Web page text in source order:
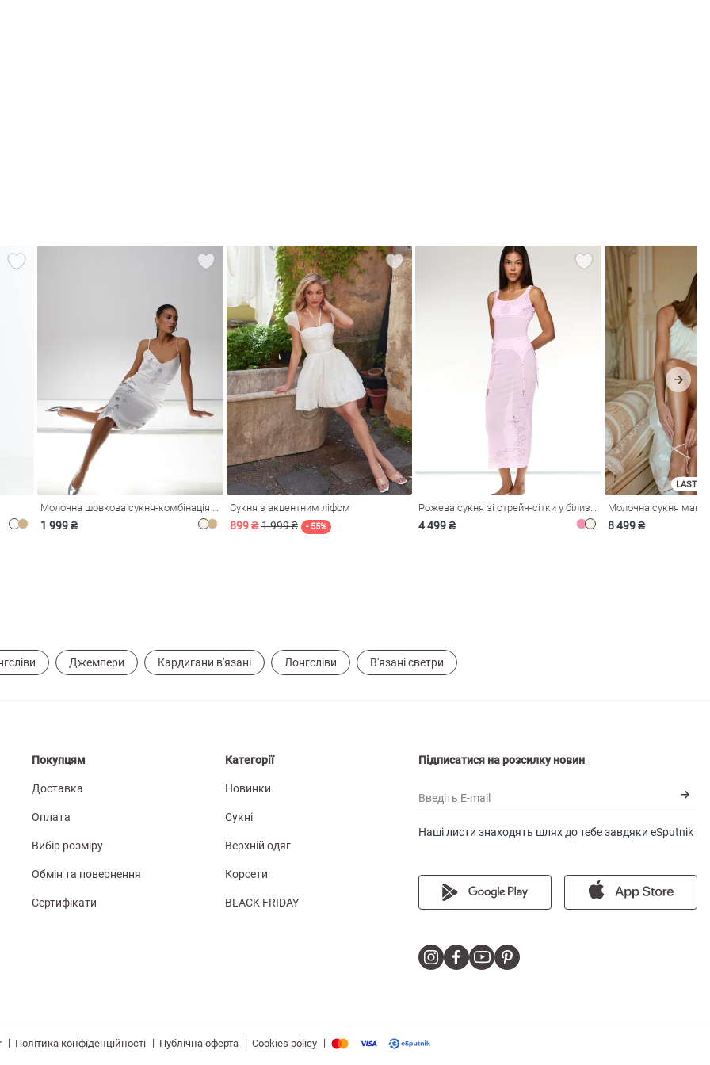
1 999 ₴
Сукня з акцентним ліфом
899 ₴ 1 999 ₴ - 55% 4 499 ₴
LAST
8 499 ₴
Джемпери Кардигани в'язані Лонгсліви В'язані светри
Покупцям
Доставка
Оплата
Вибір розміру
Обмін та повернення
Сертифікати
Категорії
Новинки
Сукні
Верхній одяг
Корсети
BLACK FRIDAY
Підписатися на розсилку новин
Введіть E-mail
Наші листи знаходять шлях до тебе завдяки eSputnik
| Політика конфіденційності | Публічна оферта | Cookies policy |